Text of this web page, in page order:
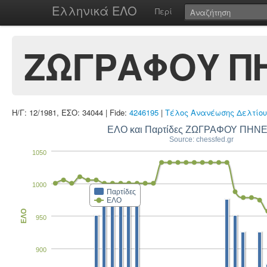
Ελληνικά ΕΛΟ Περί
ΖΩΓΡΑΦΟΥ
Η/Γ: 12/1981, ΕΣΟ: 34044 | Fide: 4246195 | Τέλος Ανανέωσης Δελτίου
ΕΛΟ και Παρτίδες ΖΩΓΡΑΦΟΥ
Source: chessfed.gr
Παρτίδες
ΕΛΟ
900
950
1000
1050
ΕΛΟ